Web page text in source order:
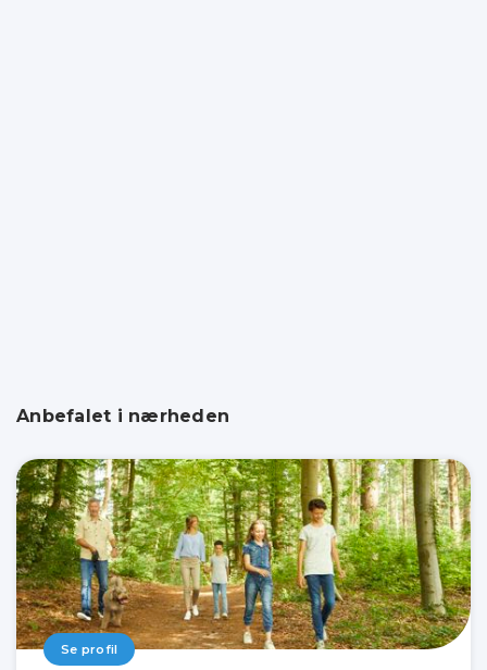
Anbefalet i nærheden
Se profil